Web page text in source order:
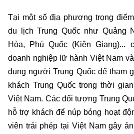
Tại một số địa phương trọng
du lịch Trung Quốc như Quảng
Hòa, Phú Quốc (Kiên Giang)...
doanh nghiệp lữ hành Việt Nam
dụng người Trung Quốc để tham
khách Trung Quốc trong thời
Việt Nam. Các đối tượng Trung
hỗ trợ khách để núp bóng hoạt
viên trái phép tại Việt Nam gây